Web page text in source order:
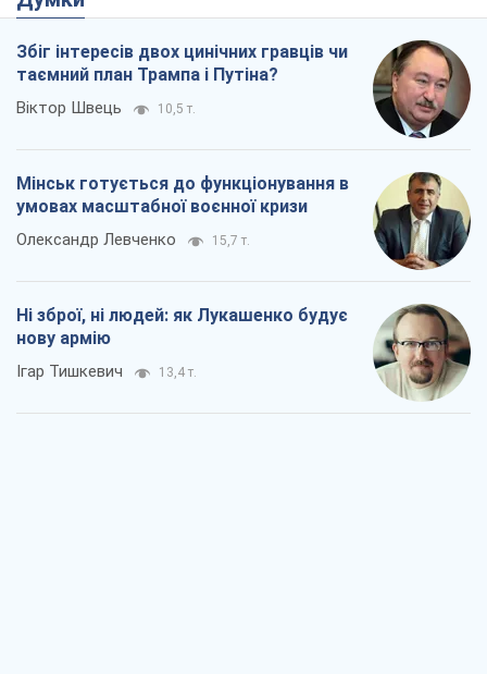
Збіг інтересів двох цинічних гравців чи
таємний план Трампа і Путіна?
Віктор Швець 10,5 т.
Мінськ готується до функціонування в
умовах масштабної воєнної кризи
Олександр Левченко 15,7 т.
Ні зброї, ні людей: як Лукашенко будує
нову армію
Ігар Тишкевич 13,4 т.